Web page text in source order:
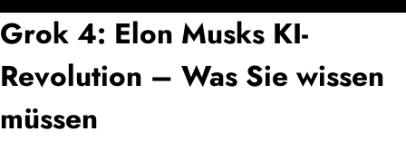
Grok 4: Elon Musks KI-
Revolution – Was Sie wissen
müssen